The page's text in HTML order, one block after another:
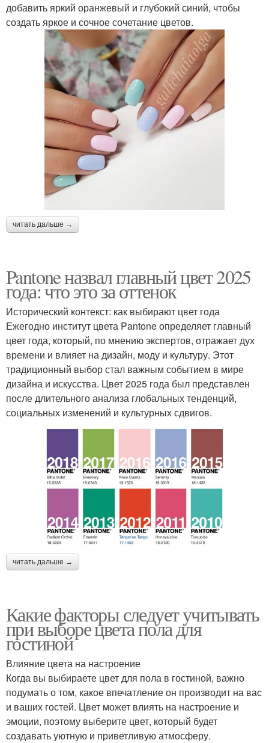
добавить яркий оранжевый и глубокий синий, чтобы
создать яркое и сочное сочетание цветов.
читать дальше →
Pantone назвал главный цвет 2025
года: что это за оттенок
Исторический контекст: как выбирают цвет года
Ежегодно институт цвета Pantone определяет главный
цвет года, который, по мнению экспертов, отражает дух
времени и влияет на дизайн, моду и культуру. Этот
традиционный выбор стал важным событием в мире
дизайна и искусства. Цвет 2025 года был представлен
после длительного анализа глобальных тенденций,
социальных изменений и культурных сдвигов.
читать дальше →
Какие факторы следует учитывать
при выборе цвета пола для
гостиной
Влияние цвета на настроение
Когда вы выбираете цвет для пола в гостиной, важно
подумать о том, какое впечатление он производит на вас
и ваших гостей. Цвет может влиять на настроение и
эмоции, поэтому выберите цвет, который будет
создавать уютную и приветливую атмосферу.